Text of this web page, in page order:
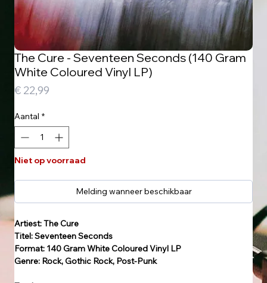
The Cure - Seventeen Seconds (140 Gram
White Coloured Vinyl LP)
€ 22,99
Aantal *
Niet op voorraad
Melding wanneer beschikbaar
Artiest: The Cure
Titel: Seventeen Seconds
Format: 140 Gram White Coloured Vinyl LP
Genre: Rock, Gothic Rock, Post-Punk